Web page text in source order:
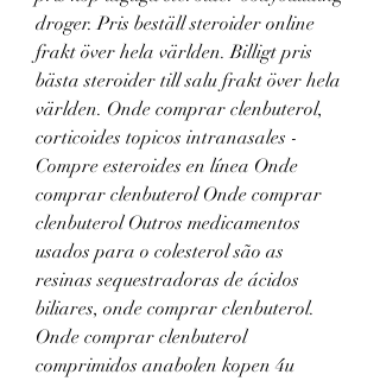
droger. Pris beställ steroider online
frakt över hela världen. Billigt pris
bästa steroider till salu frakt över hela
världen. Onde comprar clenbuterol,
corticoides topicos intranasales -
Compre esteroides en línea Onde
comprar clenbuterol Onde comprar
clenbuterol Outros medicamentos
usados para o colesterol são as
resinas sequestradoras de ácidos
biliares, onde comprar clenbuterol.
Onde comprar clenbuterol
comprimidos anabolen kopen 4u